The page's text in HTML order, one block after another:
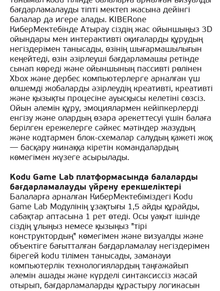
бағдарламалауды тіпті мектеп жасына дейінгі
балалар да игере алады. KIBERone
КиберМектебінде Атырау сіздің жас ойыншыңыз 3D
ойындары мен интерактивті оқиғаларды құрудың
негіздерімен танысады, өзінің шығармашылығын
кеңейтеді, өзін әзірлеуші бағдарламашы ретінде
сынап көреді және ойыншының пассивті рөлінен
Xbox және дербес компьютерлерге арналған үш
өлшемді жобаларды әзірлеудің креативті, креативті
және қызықты процесіне ауысқысы келетіні сөзсіз.
Ойын әлемін құру, эмоциялармен кейіпкерлерді
енгізу және олардың өзара әрекеттесуі үшін балаға
берілген ережелерге сәйкес мәтіндер жазудың
және кодтармен блок-схемалар салудың қажеті жоқ
— басқару жинаққа кіретін командалардың
көмегімен жүзеге асырылады.
Kodu Game Lab платформасында балаларды
бағдарламалауды үйрену ерекшеліктері
Балаларға арналған КиберМектебіміздегі Kodu
Game Lab Модулінің ұзақтығы 1,5 айды құрайды,
сабақтар аптасына 1 рет өтеді. Осы уақыт ішінде
сіздің ұлыңыз немесе қызыңыз "тірі
конструктордың" көмегімен және визуалды және
объектіге бағытталған бағдарламалау негіздерімен
бірегей kodu тілімен танысады, заманауи
компьютерлік технологиялардың таңғажайып
әлемін ашады және күрделі синтаксиссіз жасай
отырып, бағдарламаларды құрастыру логикасын